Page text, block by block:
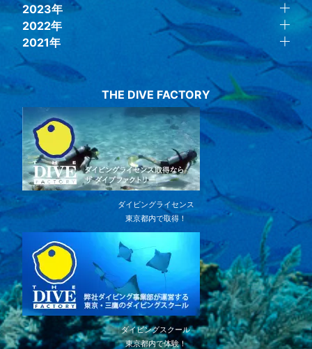
2023年
2022年
2021年
THE DIVE FACTORY
ダイビングライセンス
東京都内で取得！
ダイビングスクール
東京都内で体験！